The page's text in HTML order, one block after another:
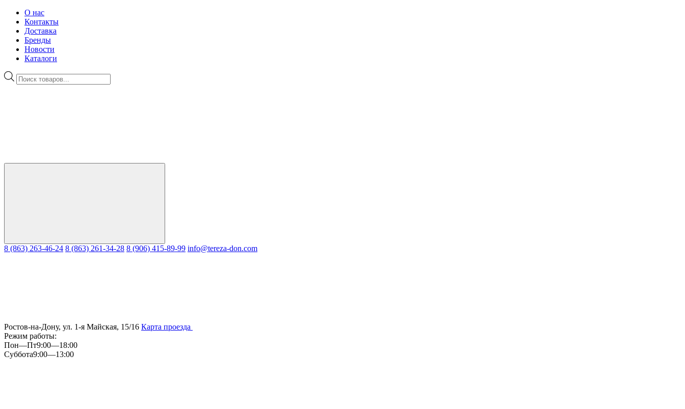
О нас
Контакты
Доставка
Бренды
Новости
Каталоги
Поиск
товаров
8 (863) 263-46-24 8 (863) 261-34-28 8 (906) 415-89-99 info@tereza-don.com
Ростов-на-Дону, ул. 1-я Майская, 15/16 Карта проезда
Режим работы:
Пон—Пт9:00—18:00
Суббота9:00—13:00